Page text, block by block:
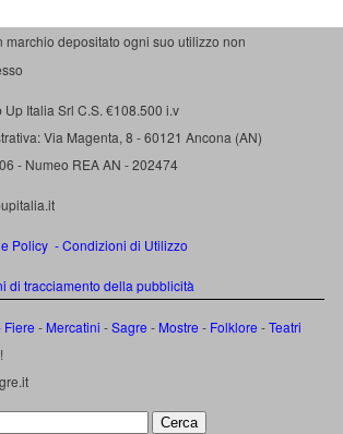
marchio depositato ogni suo utilizzo non
Italia Srl C.S. €108.500 i.v
Via Magenta, 8 - 60121 Ancona (AN)
- Numeo REA AN - 202474
Policy -Condizioni di Utilizzo
di tracciamento della pubblicità
Fiere - Mercatini -Sagre - Mostre - Folklore -Teatri